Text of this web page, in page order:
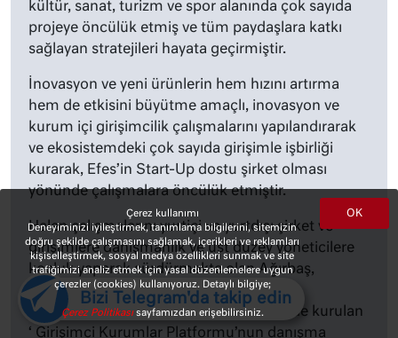
kültür, sanat, turizm ve spor alanında çok sayıda
projeye öncülük etmiş ve tüm paydaşlara katkı
sağlayan stratejileri hayata geçirmiştir.
İnovasyon ve yeni ürünlerin hem hızını artırma
hem de etkisini büyütme amaçlı, inovasyon ve
kurum içi girişimcilik çalışmalarını yapılandırarak
ve ekosistemdeki çok sayıda girişimle işbirliği
kurarak, Efes’in Start-Up dostu şirket olması
yönünde çalışmalara öncülük etmiştir.
Halen çalışmalarını yurtiçi ve yurtdışı şirket ve
girişimlere danışmanlık ve üst düzey yöneticilere
koçluk yaparak sürdürmekte olan Ağırbaş,
Türkiye’de kurumsal şirketlerin, girişimci
kurumlara dönüşmesi vizyonu ile 2018’de kurulan
‘ Girişimci Kurumlar Platformu’nun danışma
OK
Çerez kullanımı
Deneyiminizi iyileştirmek, tanımlama bilgilerini, sitemizin
doğru şekilde çalışmasını sağlamak, içerikleri ve reklamları
kişiselleştirmek, sosyal medya özellikleri sunmak ve site
trafiğimizi analiz etmek için yasal düzenlemelere uygun
çerezler (cookies) kullanıyoruz. Detaylı bilgiye;
Çerez Politikasısayfamızdan erişebilirsiniz.
Bizi Telegram'da takip edin